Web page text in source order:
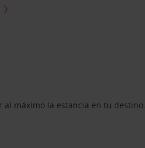
máximo la estancia en tu destino.